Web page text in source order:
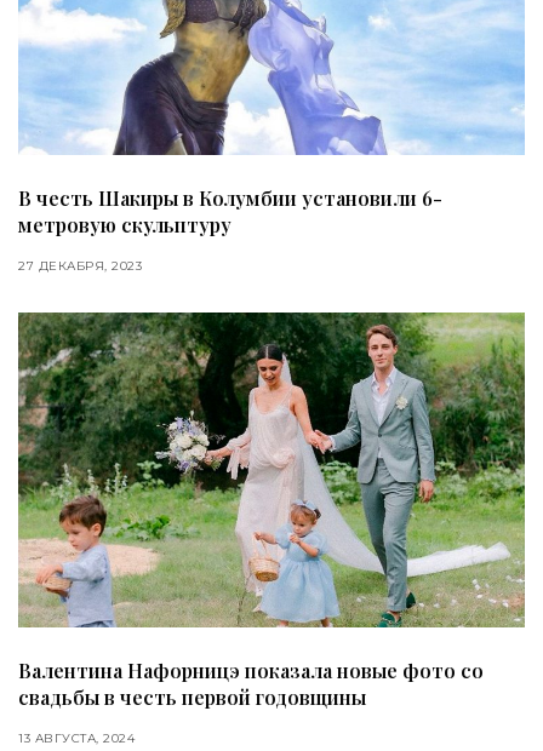
В честь Шакиры в Колумбии установили 6-
метровую скульптуру
27 ДЕКАБРЯ, 2023
Валентина Нафорницэ показала новые фото со
свадьбы в честь первой годовщины
13 АВГУСТА, 2024